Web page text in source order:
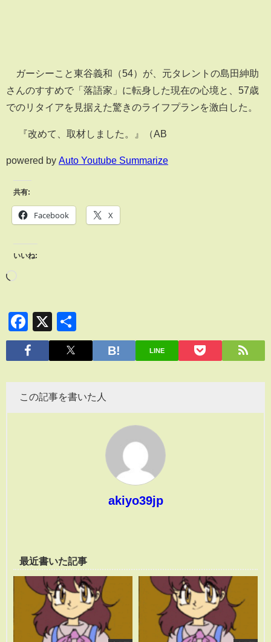
ガーシーこと東谷義和（54）が、元タレントの島田紳助
さんのすすめで「落語家」に転身した現在の心境と、57歳
でのリタイアを見据えた驚きのライフプランを激白した。
『改めて、取材しました。』（AB
powered by Auto Youtube Summarize
共有:
Facebook X
いいね:
Facebook
X
有
LINE
この記事を書いた人
akiyo39jp
最近書いた記事